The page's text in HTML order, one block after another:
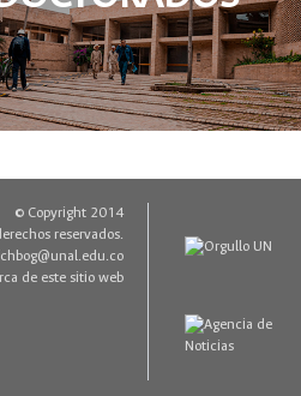
© Copyright 2014
reservados.
de este sitio web